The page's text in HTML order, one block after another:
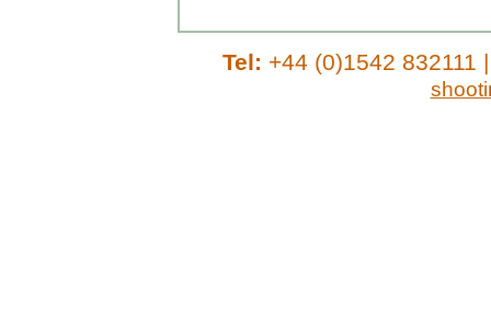
Tel: +44 (0)1542 832111